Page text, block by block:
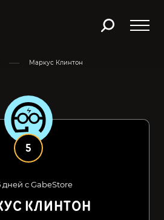
Маркус Клинтон
5
дней с GabeStore
КЛИНТОН